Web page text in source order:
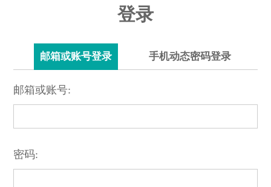
登录
邮箱或账号登录 手机动态密码登录
邮箱或账号:
密码: